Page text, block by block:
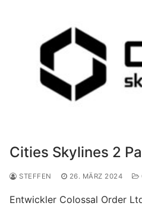
Cities Skylines 2
STEFFEN 26. MÄRZ 2024
Entwickler Colossal Order